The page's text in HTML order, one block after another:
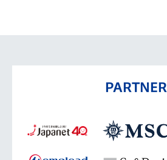
PARTNER